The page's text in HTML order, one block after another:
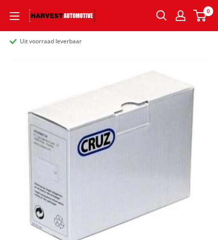
0
Uit voorraad leverbaar